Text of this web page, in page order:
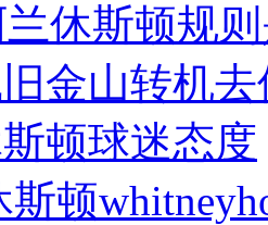
休斯顿规则
金山转机
顿球迷态度
顿